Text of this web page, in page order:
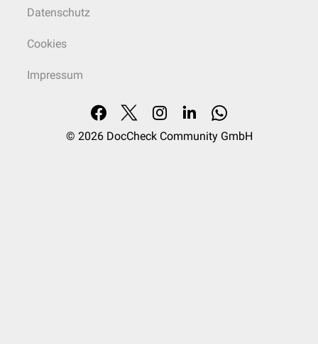
Datenschutz
Cookies
Impressum
© 2026 DocCheck Community GmbH